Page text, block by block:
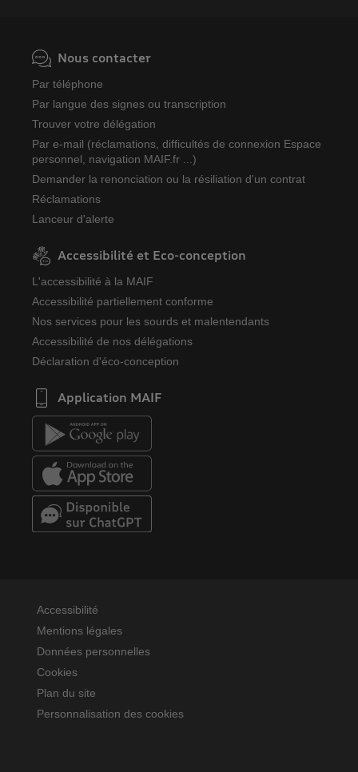
Nous contacter
Par téléphone
Par langue des signes ou transcription
Trouver votre délégation
Par e-mail (réclamations, difficultés de connexion Espace
personnel, navigation MAIF.fr ...)
Demander la renonciation ou la résiliation d'un contrat
Réclamations
Lanceur d'alerte
Accessibilité et Eco-conception
L'accessibilité à la MAIF
Accessibilité partiellement conforme
Nos services pour les sourds et malentendants
Accessibilité de nos délégations
Déclaration d'éco-conception
Application MAIF
Accessibilité
Mentions légales
Données personnelles
Cookies
Plan du site
Personnalisation des cookies